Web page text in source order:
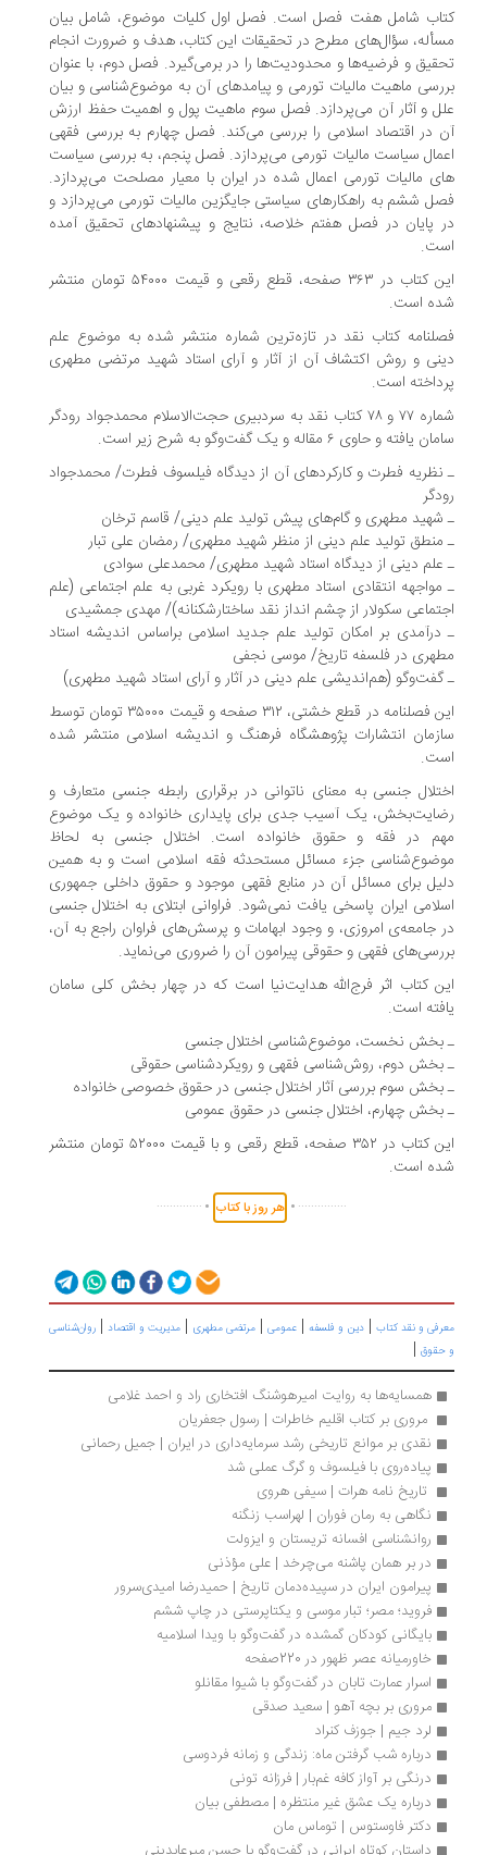
شامل هفت فصل است. فصل اول کلیات موضوع، شامل بیان
سؤال­‌های مطرح در تحقیقات این کتاب، هدف و ضرورت انجام
و فرضیه­‌ها و محدودیت­‌ها را در برمی­‌گیرد. فصل دوم، با عنوان
ماهیت مالیات تورمی و پیامدهای آن به موضوع­‌شناسی و بیان
و آثار آن می­‌پردازد. فصل سوم ماهیت پول و اهمیت حفظ ارزش
در اقتصاد اسلامی را بررسی می­‌کند. فصل چهارم به بررسی فقهی
سیاست ­مالیات تورمی می­‌پردازد. فصل پنجم، به بررسی سیاست­‌
مالیات تورمی اعمال شده در ایران با معیار مصلحت می‌پردازد.
ششم به راهکارهای سیاستی جایگزین مالیات تورمی می­‌پردازد و
پایان در فصل هفتم خلاصه، نتایج و پیشنهادهای تحقیق آمده
این کتاب در ۳۶۳ صفحه، قطع رقعی و قیمت ۵۴۰۰۰ تومان منتشر
است.
کتاب نقد در تازه‌ترین شماره منتشر شده به موضوع علم
و روش اکتشاف آن از آثار و آرای استاد شهید مرتضی مطهری
است.
شماره ۷۷ و ۷۸ کتاب نقد به سردبیری حجت‌الاسلام محمدجواد رودگر
و حاوی ۶ مقاله و یک گفت‌وگو به شرح زیر است.
فطرت و کارکردهای آن از دیدگاه فیلسوف فطرت/ محمدجواد
مطهری و گام‌های پیش تولید علم دینی/ قاسم ترخان
تولید علم دینی از منظر شهید مطهری/ رمضان علی تبار
دینی از دیدگاه استاد شهید مطهری/ محمدعلی سوادی
انتقادی استاد مطهری با رویکرد غربی به علم اجتماعی (علم
سکولار از چشم انداز نقد ساختارشکنانه)/ مهدی جمشیدی
بر امکان تولید علم جدید اسلامی براساس اندیشه استاد
در فلسفه تاریخ/ موسی نجفی
(هم‌اندیشی علم دینی در آثار و آرای استاد شهید مطهری)
این فصلنامه در قطع خشتی، ۳۱۲ صفحه و قیمت ۳۵۰۰۰ تومان توسط
انتشارات پژوهشگاه فرهنگ و اندیشه اسلامی منتشر شده
جنسی به معنای ناتوانی در برقراری رابطه جنسی متعارف و
یک آسیب جدی برای پایداری خانواده و یک موضوع
در فقه و حقوق خانواده است. اختلال جنسی به لحاظ
جزء مسائل مستحدثه فقه اسلامی است و به همین
برای مسائل آن در منابع فقهی موجود و حقوق داخلی جمهوری
ایران پاسخی یافت نمی‌شود. فراوانی ابتلای به اختلال جنسی
جامعه‌ی امروزی، و وجود ابهامات و پرسش‌های فراوان راجع به آن،
فقهی و حقوقی پیرامون آن را ضروری می‌نماید.
کتاب اثر فرج‌الله هدایت‌نیا است که در چهار بخش کلی سامان
است.
نخست، موضوع‌شناسی اختلال جنسی
دوم، روش‌شناسی فقهی و رویکردشناسی حقوقی
سوم بررسی آثار اختلال جنسی در حقوق خصوصی خانواده
چهارم، اختلال جنسی در حقوق عمومی
این کتاب در ۳۵۲ صفحه، قطع رقعی و با قیمت ۵۲۰۰۰ تومان منتشر
است.
...............
. هر روز با کتاب.
..............
و نقد کتاب|دین و فلسفه|عمومی| مرتضی مطهری|مدیریت و اقتصاد| روان‌شناسی
همسایه‌ها به روایت امیرهوشنگ افتخاری‌ راد و احمد غلامی
مروری بر کتاب اقلیم خاطرات | رسول جعفریان
نقدی بر موانع تاریخی رشد سرمایه‌داری در ایران | جمیل رحمانی
پیاده‌روی با فیلسوف و گرگ عملی شد
تاریخ ‌نامه هرات | سیفی هروی
نگاهی به رمان فوران | لهراسب‌ زنگنه
روانشناسی افسانه تریستان و ایزولت
در بر همان پاشنه‌ می‌چرخد | علی مؤذنی
پیرامون ایران در سپیده‌دمان تاریخ | حمیدرضا امیدی‌سرور
فروید؛ مصر؛ تبار موسی و یکتاپرستی در چاپ ششم
بایگانی کودکان گمشده در گفت‌وگو با ویدا اسلامیه
خاورمیانه عصر ظهور در 220صفحه
اسرار عمارت تابان در گفت‌‌وگو با شیوا مقانلو
مروری بر بچه آهو | سعید صدقی
لرد جیم | جوزف کنراد
درباره شب گرفتن ماه: زندگی و زمانه فردوسی
درنگی بر آواز کافه‌ غم‌بار | فرزانه تونی
درباره یک عشق غیر منتظره | مصطفی بیان
دکتر فاوستوس | توماس مان